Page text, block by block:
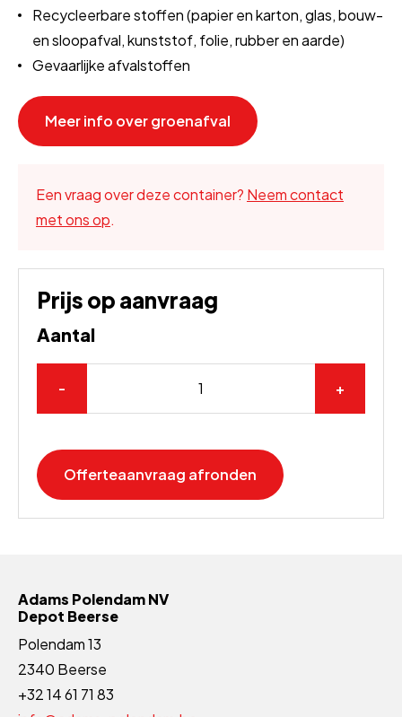
Recycleerbare stoffen (papier en karton, glas, bouw-
en sloopafval, kunststof, folie, rubber en aarde)
Gevaarlijke afvalstoffen
Meer info over groenafval
Een vraag over deze container? Neem contact
met ons op.
Prijs op aanvraag
Aantal
- +
Offerteaanvraag afronden
Adams Polendam NV
Depot Beerse
Polendam 13
2340 Beerse
+32 14 61 71 83